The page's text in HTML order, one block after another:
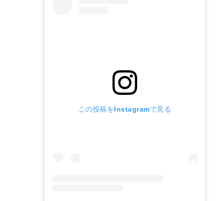
この投稿をInstagramで見る